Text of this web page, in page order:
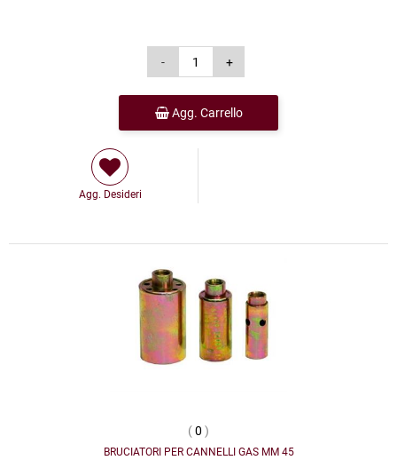
Agg. Carrello
Agg. Desideri
(0 )
BRUCIATORI PER CANNELLI GAS MM 45